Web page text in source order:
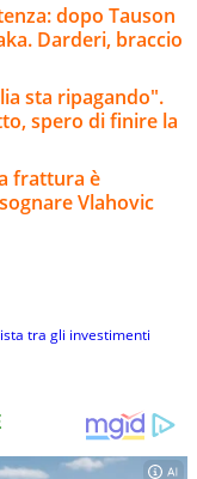
dopo Tauson
Darderi, braccio
sta ripagando".
spero di finire la
frattura è
Vlahovic
tra gli investimenti